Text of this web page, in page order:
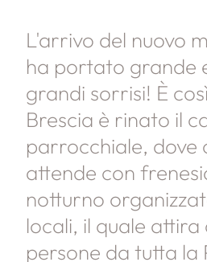
L'arrivo del nuovo
ha portato grande
grandi sorrisi! È
Brescia è rinato il
parrocchiale, dove
attende con
notturno
locali, il quale
persone da tutta la